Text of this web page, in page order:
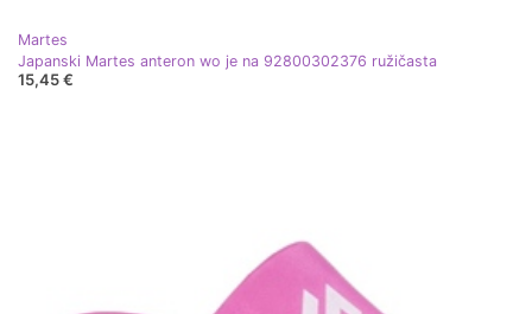
Martes
Japanski Martes anteron wo je na 92800302376 ružičasta
15,45 €